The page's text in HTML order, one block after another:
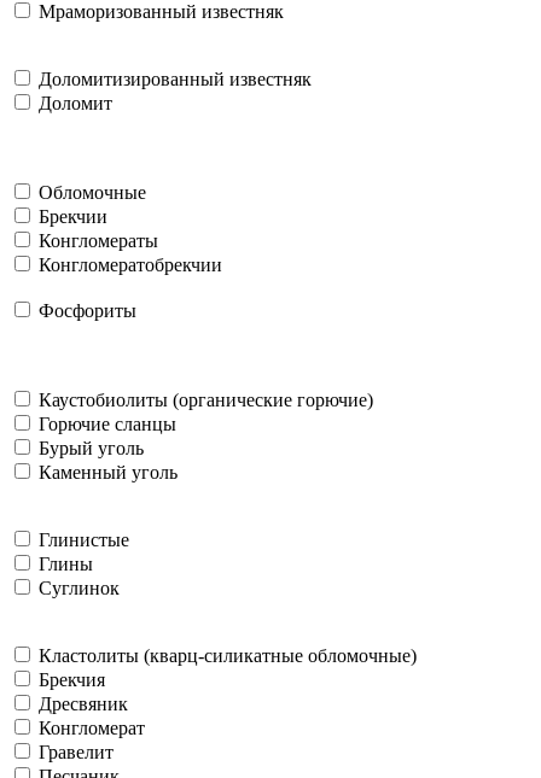
Мраморизованный известняк
Доломитизированный известняк
Доломит
Обломочные
Брекчии
Конгломераты
Конгломератобрекчии
Фосфориты
Каустобиолиты (органические горючие)
Горючие сланцы
Бурый уголь
Каменный уголь
Глинистые
Глины
Суглинок
Кластолиты (кварц-силикатные обломочные)
Брекчия
Дресвяник
Конгломерат
Гравелит